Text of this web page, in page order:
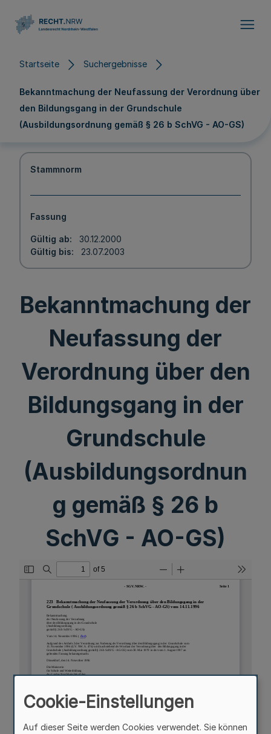
Startseite Suchergebnisse
Bekanntmachung der Neufassung der Verordnung über
den Bildungsgang in der Grundschule
(Ausbildungsordnung gemäß § 26 b SchVG - AO-GS)
Stammnorm
Fassung
Gültig ab
30.12.2000
Gültig bis
23.07.2003
Bekanntmachung der
Neufassung der
Verordnung über den
Bildungsgang in der
Grundschule
(Ausbildungsordnun
g gemäß § 26 b
SchVG - AO-GS)
Cookie-Einstellungen
Auf dieser Seite werden Cookies verwendet. Sie können